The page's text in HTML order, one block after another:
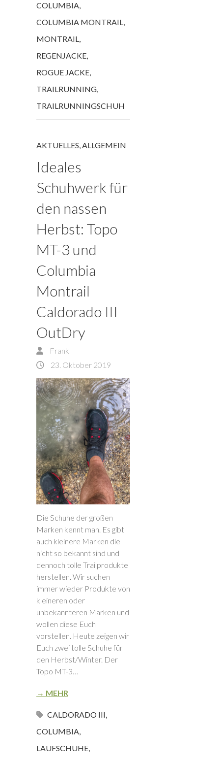
COLUMBIA,
COLUMBIA MONTRAIL,
MONTRAIL,
REGENJACKE,
ROGUE JACKE,
TRAILRUNNING,
TRAILRUNNINGSCHUH
AKTUELLES,ALLGEMEIN
Ideales
Schuhwerk für
den nassen
Herbst: Topo
MT-3 und
Columbia
Montrail
Caldorado III
OutDry
Frank
23. Oktober 2019
Die Schuhe der großen
Marken kennt man. Es gibt
auch kleinere Marken die
nicht so bekannt sind und
dennoch tolle Trailprodukte
herstellen. Wir suchen
immer wieder Produkte von
kleineren oder
unbekannteren Marken und
wollen diese Euch
vorstellen. Heute zeigen wir
Euch zwei tolle Schuhe für
den Herbst/Winter. Der
Topo MT-3…
→ MEHR
CALDORADO III
COLUMBIA
LAUFSCHUHE